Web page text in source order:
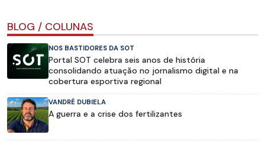
BLOG / COLUNAS
NOS BASTIDORES DA SOT
Portal SOT celebra seis anos de história
consolidando atuação no jornalismo digital e na
cobertura esportiva regional
VANDRÉ DUBIELA
A guerra e a crise dos fertilizantes